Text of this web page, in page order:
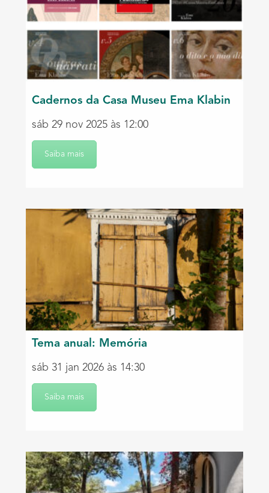
Cadernos da Casa Museu Ema Klabin
sáb 29 nov 2025 às 12:00
Saiba mais
Tema anual: Memória
sáb 31 jan 2026 às 14:30
Saiba mais